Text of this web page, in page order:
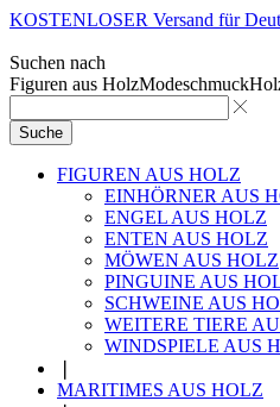
KOSTENLOSER Versand für
Suchen nach
Figuren aus HolzModeschmuck
Suche
FIGUREN AUS HOLZ
EINHÖRNER AUS
ENGEL AUS HOLZ
ENTEN AUS HOLZ
MÖWEN AUS HOLZ
PINGUINE AUS
SCHWEINE AUS
WEITERE TIERE
WINDSPIELE AUS
MARITIMES AUS HOLZ